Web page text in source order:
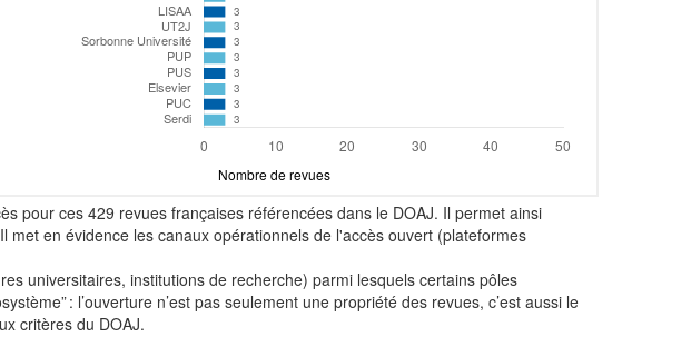
pour ces 429 revues françaises référencées dans le DOAJ. Il permet ainsi
en évidence les canaux opérationnels de l'accès ouvert (plateformes
universitaires, institutions de recherche) parmi lesquels certains pôles
: l’ouverture n’est pas seulement une propriété des revues, c’est aussi le
critères du DOAJ.